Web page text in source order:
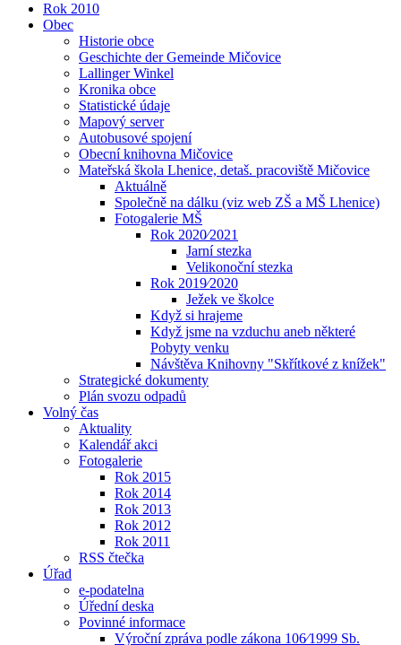
Rok 2010
Obec
Historie obce
Geschichte der Gemeinde Mičovice
Lallinger Winkel
Kronika obce
Statistické údaje
Mapový server
Autobusové spojení
Obecní knihovna Mičovice
Mateřská škola Lhenice, detaš. pracoviště Mičovice
Aktuálně
Společně na dálku (viz web ZŠ a MŠ Lhenice)
Fotogalerie MŠ
Rok 2020⁄2021
Jarní stezka
Velikonoční stezka
Rok 2019⁄2020
Ježek ve školce
Když si hrajeme
Když jsme na vzduchu aneb některé
Pobyty venku
Návštěva Knihovny "Skřítkové z knížek"
Strategické dokumenty
Plán svozu odpadů
Volný čas
Aktuality
Kalendář akci
Fotogalerie
Rok 2015
Rok 2014
Rok 2013
Rok 2012
Rok 2011
RSS čtečka
Úřad
e-podatelna
Úřední deska
Povinné informace
Výroční zpráva podle zákona 106⁄1999 Sb.